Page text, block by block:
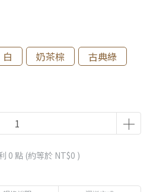
白 奶茶棕
古典綠
0 點 (約等於 NT$0 )